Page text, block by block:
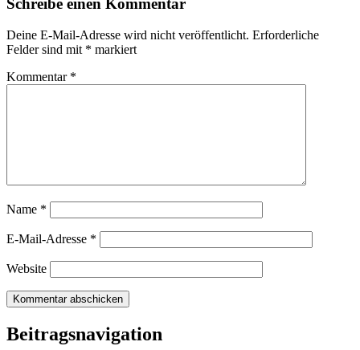
Schreibe einen Kommentar
Deine E-Mail-Adresse wird nicht veröffentlicht. Erforderliche
Felder sind mit * markiert
Kommentar *
Name *
E-Mail-Adresse *
Website
Beitragsnavigation